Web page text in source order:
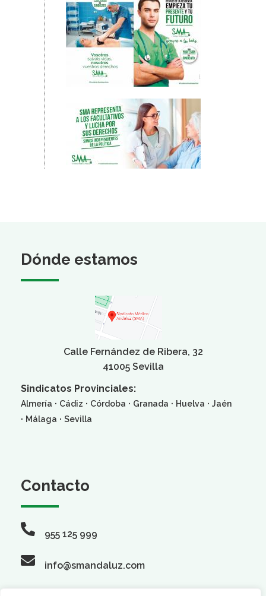
Dónde estamos
Calle Fernández de Ribera, 32
41005 Sevilla
Sindicatos Provinciales:
Almería · Cádiz · Córdoba · Granada · Huelva · Jaén
· Málaga · Sevilla
Contacto
955 125 999
info@smandaluz.com